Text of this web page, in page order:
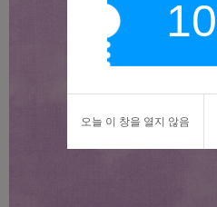
10
오늘 이 창을 열지 않음